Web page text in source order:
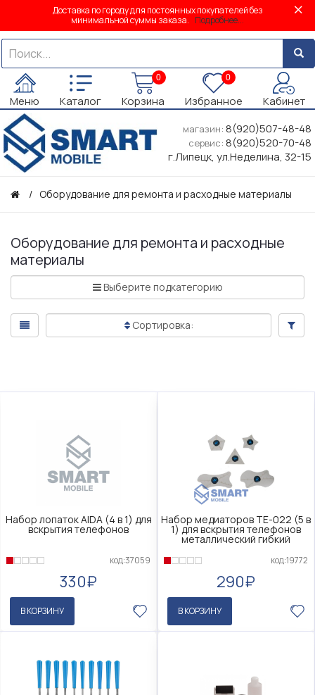
Доставка по городу для постоянных покупателей без
минимальной суммы заказа. Подробнее...
Меню Каталог
0
Корзина
0
Избранное Кабинет
магазин: 8(920)507-48-48
сервис: 8(920)520-70-48
г.Липецк, ул.Неделина, 32-15
Оборудование для ремонта и расходные материалы
Оборудование для ремонта и расходные
материалы
Выберите подкатегорию
Сортировка:
Набор лопаток AIDA (4 в 1) для
вскрытия телефонов
код:37059
330₽
В КОРЗИНУ
Набор медиаторов TE-022 (5 в
1) для вскрытия телефонов
металлический гибкий
код:19772
290₽
В КОРЗИНУ